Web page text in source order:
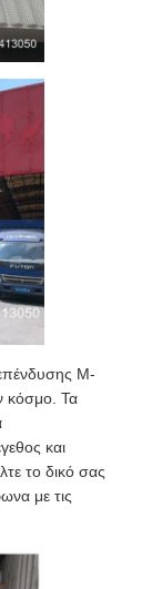
M-
κόσμο. Τα
και
το δικό σας
με τις